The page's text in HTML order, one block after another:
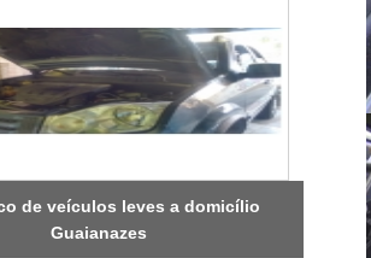
de veículos leves a domicílio
Guaianazes